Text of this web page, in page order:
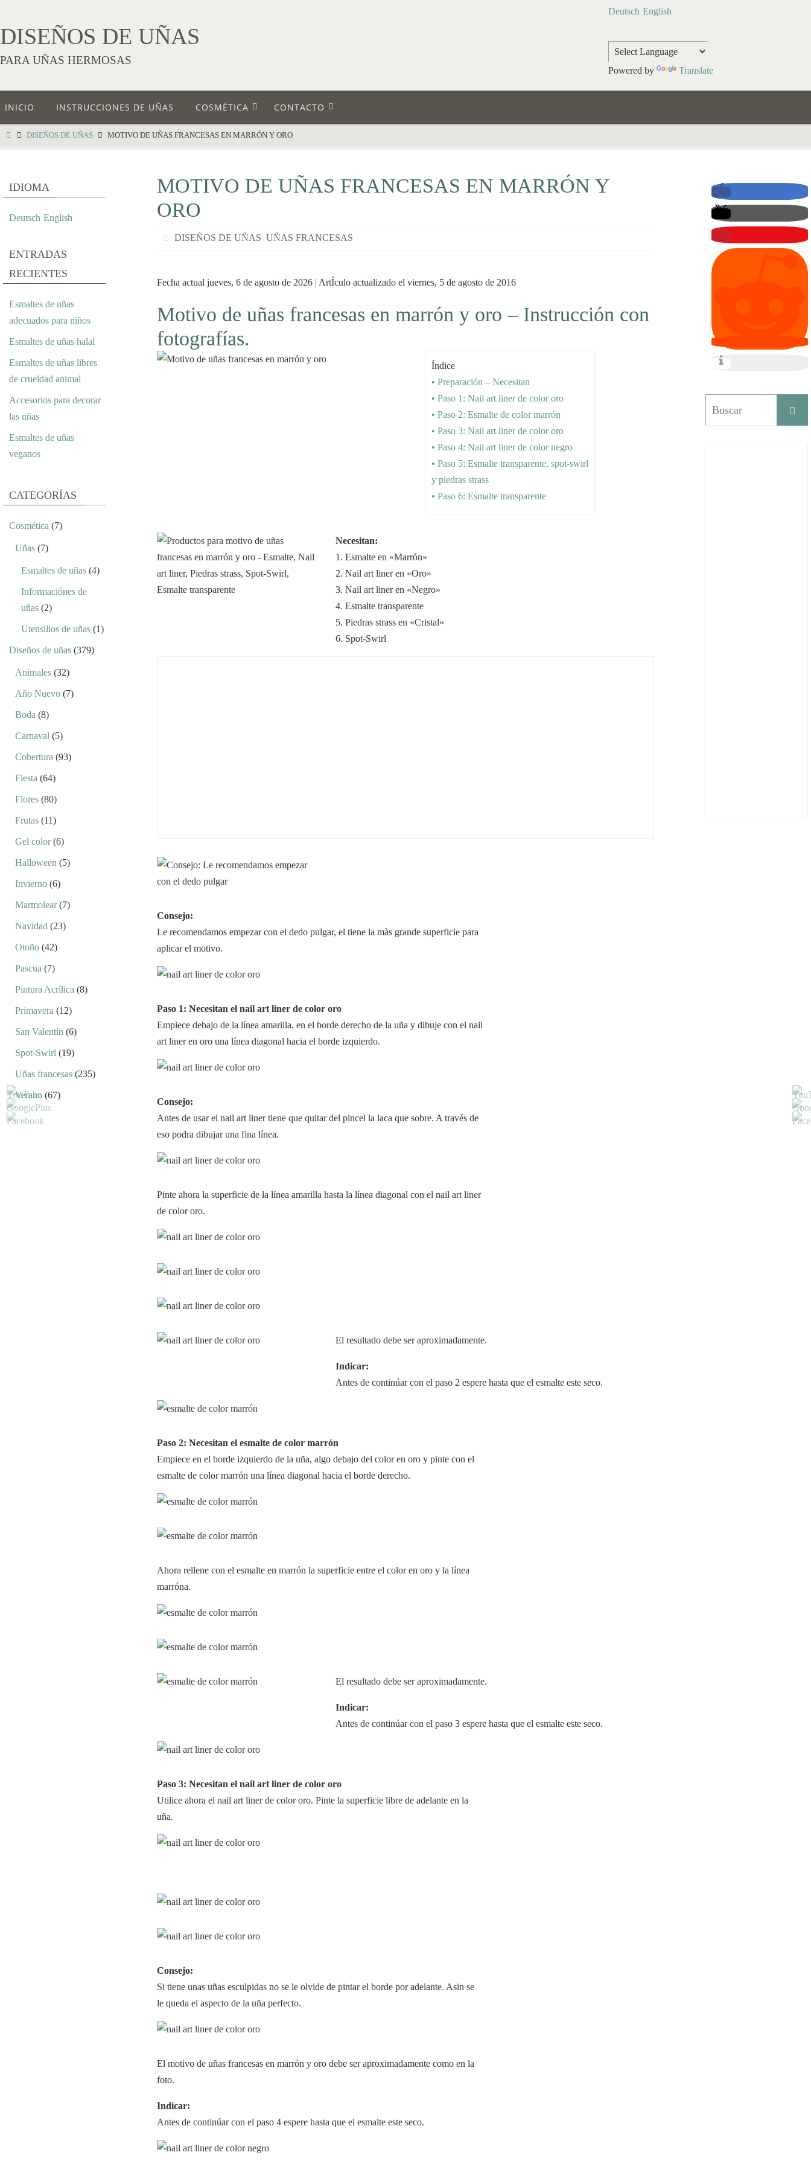
DISEÑOS DE UÑAS
PARA UÑAS HERMOSAS
Deutsch English
Powered by Translate
INICIO INSTRUCCIONES DE UÑAS COSMÉTICA CONTACTO
DISEÑOS DE UÑAS MOTIVO DE UÑAS FRANCESAS EN MARRÓN Y ORO
MOTIVO DE UÑAS FRANCESAS EN MARRÓN Y
ORO
DISEÑOS DE UÑAS, UÑAS FRANCESAS
Fecha actual jueves, 6 de agosto de 2026 | ArtÍculo actualizado el viernes, 5 de agosto de 2016
Motivo de uñas francesas en marrón y oro – Instrucción con
fotografías.
Índice
• Preparación – Necesitan
• Paso 1: Nail art liner de color oro
• Paso 2: Esmalte de color marrón
• Paso 3: Nail art liner de color oro
• Paso 4: Nail art liner de color negro
• Paso 5: Esmalte transparente, spot-swirl
y piedras strass
• Paso 6: Esmalte transparente
Necesitan:
1. Esmalte en «Marrón»
2. Nail art liner en «Oro»
3. Nail art liner en «Negro»
4. Esmalte transparente
5. Piedras strass en «Cristal»
6. Spot-Swirl
Consejo:
Le recomendamos empezar con el dedo pulgar, el tiene la màs grande superficie para
aplicar el motivo.
Paso 1: Necesitan el nail art liner de color oro
Empiece debajo de la línea amarilla, en el borde derecho de la uña y dibuje con el nail
art liner en oro una línea diagonal hacia el borde izquierdo.
Consejo:
Antes de usar el nail art liner tiene que quitar del pincel la laca que sobre. A través de
eso podra dibujar una fina línea.
Pinte ahora la superficie de la línea amarilla hasta la línea diagonal con el nail art liner
de color oro.
El resultado debe ser aproximadamente.
Indicar:
Antes de continúar con el paso 2 espere hasta que el esmalte este seco.
Paso 2: Necesitan el esmalte de color marrón
Empiece en el borde izquierdo de la uña, algo debajo del color en oro y pinte con el
esmalte de color marrón una línea diagonal hacia el borde derecho.
Ahora rellene con el esmalte en marrón la superficie entre el color en oro y la línea
marróna.
El resultado debe ser aproximadamente.
Indicar:
Antes de continúar con el paso 3 espere hasta que el esmalte este seco.
Paso 3: Necesitan el nail art liner de color oro
Utilice ahora el nail art liner de color oro. Pinte la superficie libre de adelante en la
uña.
Consejo:
Si tiene unas uñas esculpidas no se le olvide de pintar el borde por adelante. Asin se
le queda el aspecto de la uña perfecto.
El motivo de uñas francesas en marrón y oro debe ser aproximadamente como en la
foto.
Indicar:
Antes de continúar con el paso 4 espere hasta que el esmalte este seco.
IDIOMA
Deutsch English
ENTRADAS
RECIENTES
Esmaltes de uñas
adecuados para niños
Esmaltes de uñas halal
Esmaltes de uñas libres
de crueldad animal
Accesorios para decorar
las uñas
Esmaltes de uñas
veganos
CATEGORÍAS
Cosmética (7)
Uñas (7)
Esmaltes de uñas (4)
Informaciónes de
uñas (2)
Utensilios de uñas (1)
Diseños de uñas (379)
Animales (32)
Año Nuevo (7)
Boda (8)
Carnaval (5)
Cobertura (93)
Fiesta (64)
Flores (80)
Frutas (11)
Gel color(6)
Halloween (5)
Invierno (6)
Marmolear(7)
Navidad (23)
Otoño (42)
Pascua (7)
Pintura Acrílica (8)
Primavera (12)
San Valentín (6)
Spot-Swirl (19)
Uñas francesas (235)
Verano (67)